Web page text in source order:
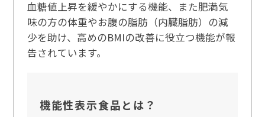
血糖値上昇を緩やかにする機能、また肥満気
味の方の体重やお腹の脂肪（内臓脂肪）の減
少を助け、高めのBMIの改善に役立つ機能が報
告されています。
機能性表示食品とは？